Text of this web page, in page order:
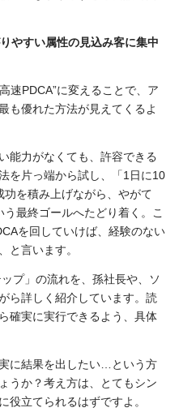
やすい属性の見込み客に集中
速PDCA”に変えることで、ア
も優れた方法が見えてくるよ
能力がなくても、許容できる
を片っ端から試し、「1日に10
功を積み上げながら、やがて
う最終ゴールへたどり着く。こ
を回していけば、経験のない
と言います。
プ」の流れを、孫社長や、ソ
ら詳しく紹介しています。読
確実に実行できるよう、具体
に結果を出したい…という方
うか？考え方は、とてもシン
役立てられるはずですよ。